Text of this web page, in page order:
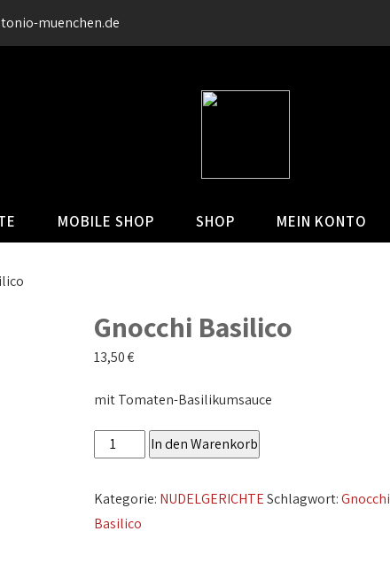
muenchen.de
MOBILE SHOP SHOP MEIN KONTO
Gnocchi Basilico
13,50€
mit Tomaten-Basilikumsauce
Gnocchi
Menge
In den Warenkorb
Kategorie: NUDELGERICHTESchlagwort:Gnocchi
Basilico